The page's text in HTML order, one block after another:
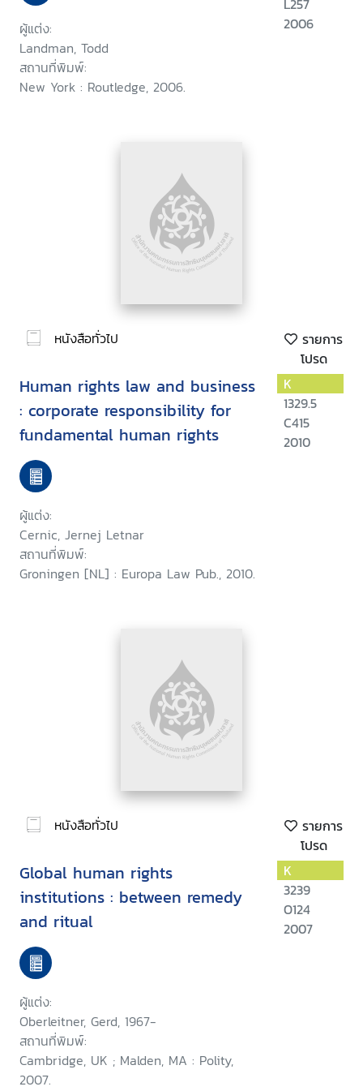
ผู้แต่ง:
Landman, Todd
สถานที่พิมพ์:
New York : Routledge, 2006.
L257
2006
หนังสือทั่วไป
รายการ
โปรด
Human rights law and business
: corporate responsibility for
fundamental human rights
ผู้แต่ง:
Cernic, Jernej Letnar
สถานที่พิมพ์:
Groningen [NL] : Europa Law Pub., 2010.
K
1329.5
C415
2010
หนังสือทั่วไป
รายการ
โปรด
Global human rights
institutions : between remedy
and ritual
ผู้แต่ง:
Oberleitner, Gerd, 1967-
สถานที่พิมพ์:
Cambridge, UK ; Malden, MA : Polity,
2007.
K
3239
O124
2007